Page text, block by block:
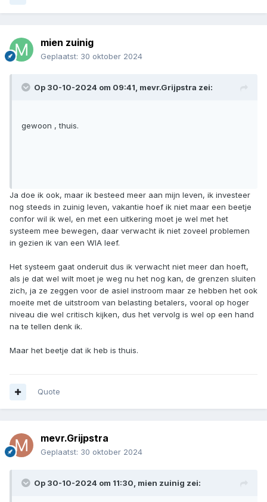
mien zuinig
Geplaatst: 30 oktober 2024
Op 30-10-2024 om 09:41, mevr.Grijpstra zei:
gewoon , thuis.
Ja doe ik ook, maar ik besteed meer aan mijn leven, ik investeer
nog steeds in zuinig leven, vakantie hoef ik niet maar een beetje
confor wil ik wel, en met een uitkering moet je wel met het
systeem mee bewegen, daar verwacht ik niet zoveel problemen
in gezien ik van een WIA leef.
Het systeem gaat onderuit dus ik verwacht niet meer dan hoeft,
als je dat wel wilt moet je weg nu het nog kan, de grenzen sluiten
zich, ja ze zeggen voor de asiel instroom maar ze hebben het ook
moeite met de uitstroom van belasting betalers, vooral op hoger
niveau die wel critisch kijken, dus het vervolg is wel op een hand
na te tellen denk ik.
Maar het beetje dat ik heb is thuis.
Quote
mevr.Grijpstra
Geplaatst: 30 oktober 2024
Op 30-10-2024 om 11:30, mien zuinig zei: